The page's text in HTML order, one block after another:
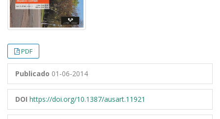
PDF
Publicado 01-06-2014
DOI https://doi.org/10.1387/ausart.11921